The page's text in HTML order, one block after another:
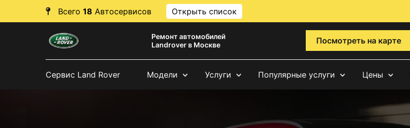
Всего 18 Автосервисов Открыть список
Ремонт автомобилей
Landrover в Москве
Посмотреть на карте
Сервис Land Rover Модели Услуги Популярные услуги Цены